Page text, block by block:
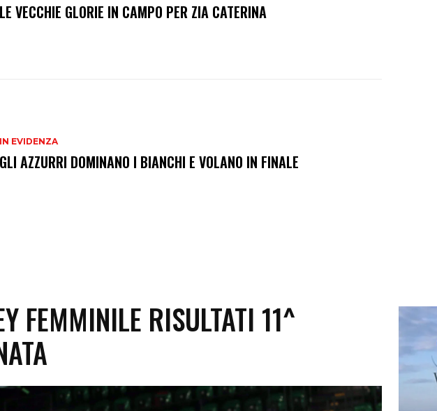
LE VECCHIE GLORIE IN CAMPO PER ZIA CATERINA
IN EVIDENZA
GLI AZZURRI DOMINANO I BIANCHI E VOLANO IN FINALE